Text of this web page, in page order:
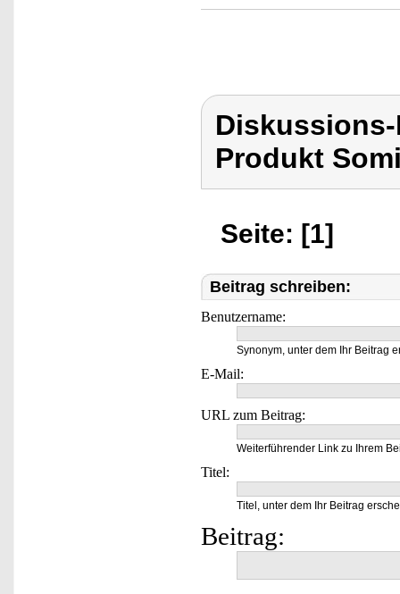
Produkt
Seite: [1]
Beitrag schreiben:
Benutzername:
Synonym, unter dem Ihr Beitrag
E-Mail:
URL zum Beitrag:
Weiterführender Link zu Ihrem
Titel:
Titel, unter dem Ihr Beitrag
Beitrag: